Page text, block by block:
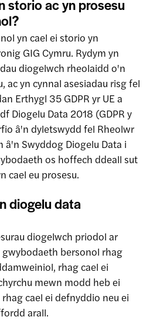
storio ac yn prosesu
yn cael ei storio yn
GIG Cymru. Rydym yn
diogelwch rheolaidd o'n
ac yn cynnal asesiadau risg fel
Erthygl 35 GDPR yr UE a
Diogelu Data 2018 (GDPR y
â'n dyletswydd fel Rheolwr
â'n Swyddog Diogelu Data i
os hoffech ddeall sut
cael eu prosesu.
diogelu data
diogelwch priodol ar
bersonol rhag
rhag cael ei
mewn modd heb ei
cael ei defnyddio neu ei
arall.